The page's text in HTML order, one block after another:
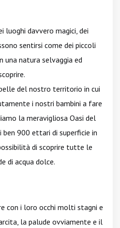
luoghi davvero magici, dei
sentirsi come dei piccoli
una natura selvaggia ed
del nostro territorio in cui
i nostri bambini a fare
la meravigliosa Oasi del
ben 900 ettari di superficie in
di scoprire tutte le
di acqua dolce.
con i loro occhi molti stagni e
la palude ovviamente e il